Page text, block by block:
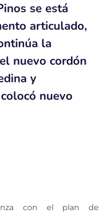
se está
articulado,
la
nuevo cordón
y
nuevo
con el plan de